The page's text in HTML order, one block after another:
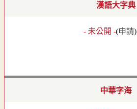
漢語大字典
- 未公開 -(申請)
中華字海